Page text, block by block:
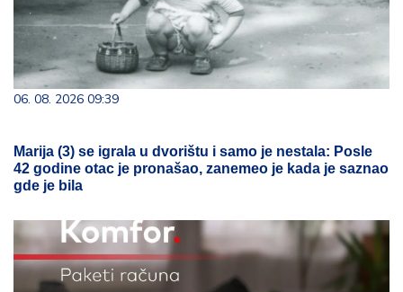
06. 08. 2026 09:39
Marija (3) se igrala u dvorištu i samo je nestala: Posle
42 godine otac je pronašao, zanemeo je kada je saznao
gde je bila